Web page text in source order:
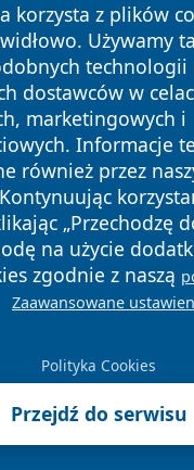
korzysta z plików
Używamy
technologii
dostawców w
marketingowych i
Informacje
również przez
„Przechodzę
na użycie
zgodnie z naszą
Zaawansowane
Polityka Cookies
Przejdź do serwisu
belchatowski24.pl
Polityka
Prywatności